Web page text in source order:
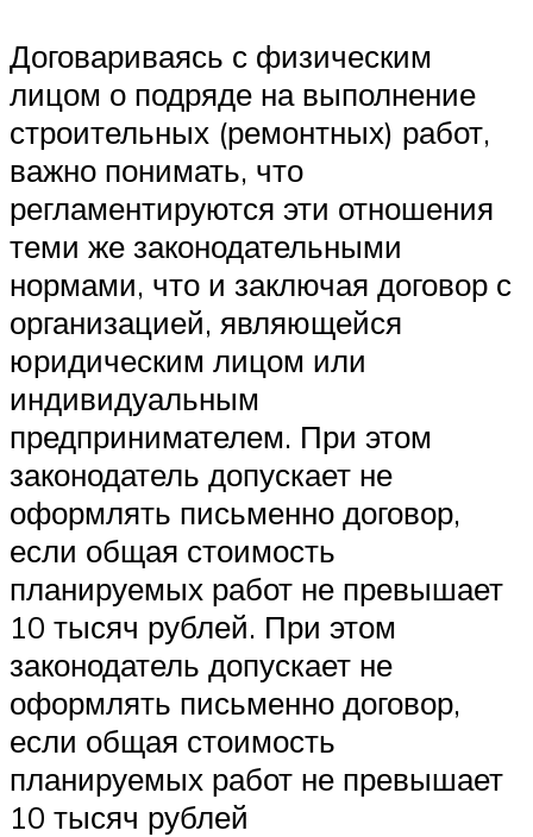
Договариваясь с физическим
лицом о подряде на выполнение
строительных (ремонтных) работ,
важно понимать, что
регламентируются эти отношения
теми же законодательными
нормами, что и заключая договор с
организацией, являющейся
юридическим лицом или
индивидуальным
предпринимателем. При этом
законодатель допускает не
оформлять письменно договор,
если общая стоимость
планируемых работ не превышает
10 тысяч рублей. При этом
законодатель допускает не
оформлять письменно договор,
если общая стоимость
планируемых работ не превышает
10 тысяч рублей